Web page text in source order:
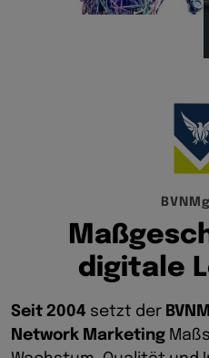
BV N M g
M aßgesc
d igital e L
Seit 2004 setzt der
Network Marketing